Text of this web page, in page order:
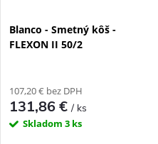
Blanco - Smetný kôš -
FLEXON II 50/2
107,20 € bez DPH
131,86 €/ ks
Skladom 3 ks